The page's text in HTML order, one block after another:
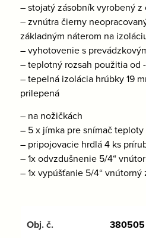
– stojatý zásobník vyrobený z
– zvnútra čierny
základným náterom na
– vyhotovenie s
– teplotný rozsah použitia od -
– tepelná izolácia hrúbky 19
prilepená
– na nožičkách
– 5 x jímka pre snímač teploty
– pripojovacie hrdlá 4 ks
– 1x odvzdušnenie 5/4“
– 1x vypúšťanie 5/4“ vnútorný
380505